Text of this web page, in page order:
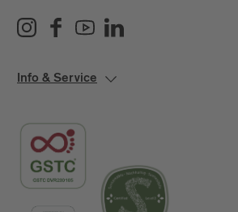
Info & Service